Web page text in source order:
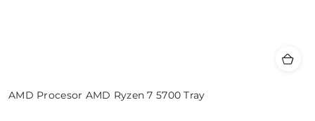
AMD Procesor AMD Ryzen 7 5700 Tray